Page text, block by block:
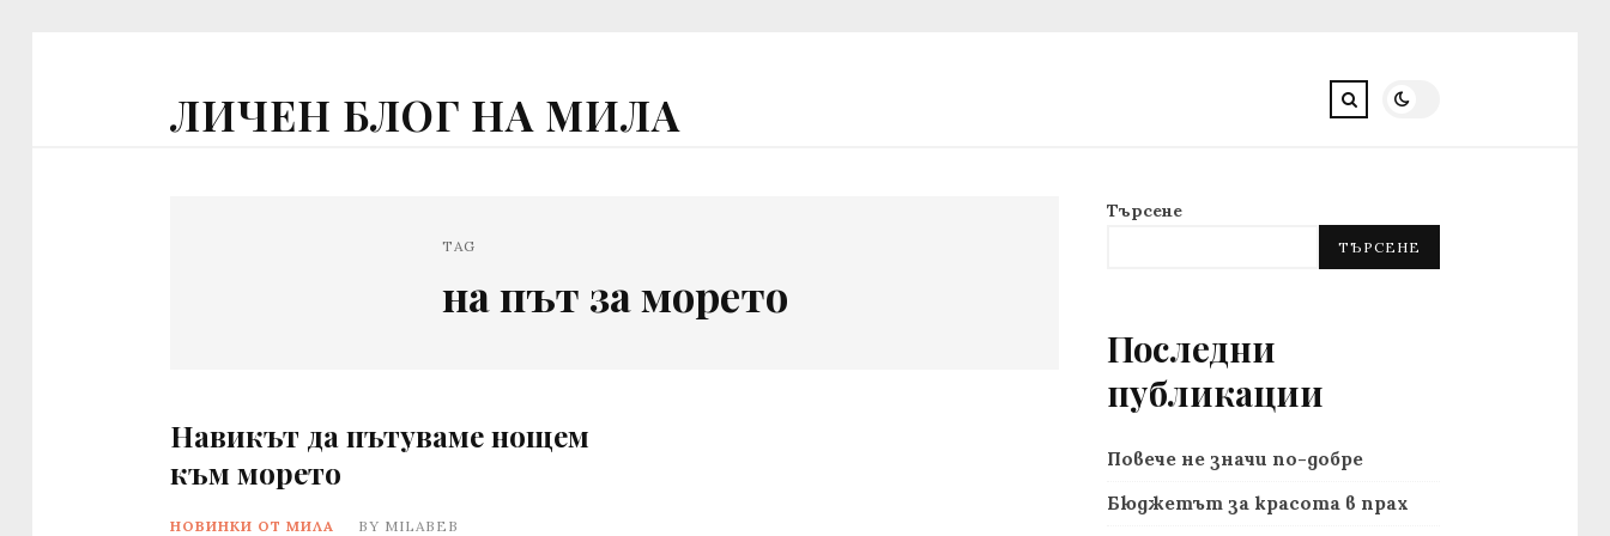
ЛИЧЕН БЛОГ НА МИЛА
TAG
на път за морето
Навикът да пътуваме нощем
към морето
НОВИНКИ ОТ МИЛА BY MILABEB
Търсене
ТЪРСЕНЕ
Последни
публикации
Повече не значи по-добре
Бюджетът за красота в прах